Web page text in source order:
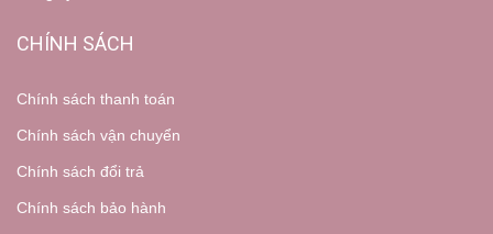
CHÍNH SÁCH
Chính sách thanh toán
Chính sách vận chuyển
Chính sách đổi trả
Chính sách bảo hành